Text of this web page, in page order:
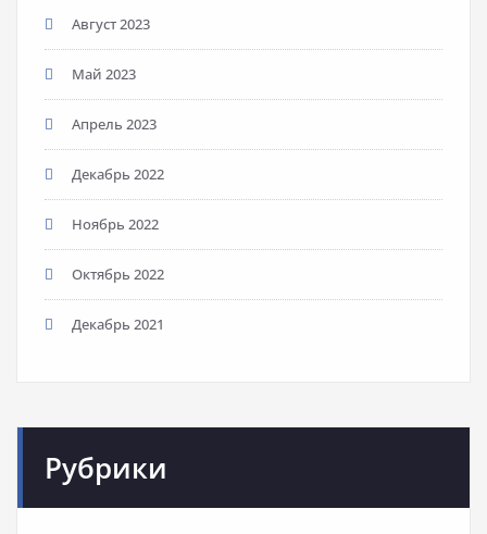
Август 2023
Май 2023
Апрель 2023
Декабрь 2022
Ноябрь 2022
Октябрь 2022
Декабрь 2021
Рубрики